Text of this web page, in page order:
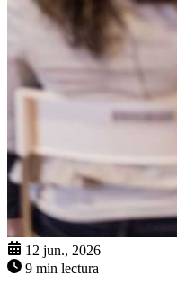
12 jun., 2026
9 min lectura